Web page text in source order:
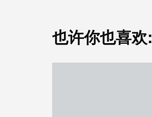
也许你也喜欢: